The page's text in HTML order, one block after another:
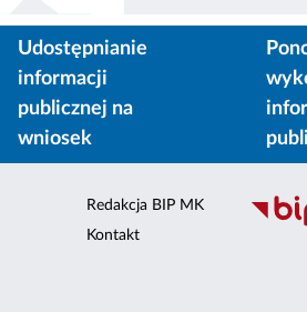
Udostępnianie
informacji
publicznej na
wniosek
Redakcja BIP MK
Kontakt